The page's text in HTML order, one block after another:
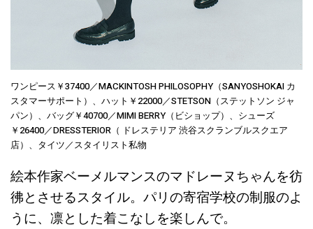
ワンピース￥37400／MACKINTOSH PHILOSOPHY（SANYOSHOKAI カ
スタマーサポート）、ハット￥22000／STETSON（ステットソン ジャ
パン）、バッグ￥40700／MIMI BERRY（ビショップ）、シューズ
￥26400／DRESSTERIOR（ ドレステリア 渋谷スクランブルスクエア
店）、タイツ／スタイリスト私物
絵本作家ベーメルマンスのマドレーヌちゃんを彷
彿とさせるスタイル。パリの寄宿学校の制服のよ
うに、凛とした着こなしを楽しんで。